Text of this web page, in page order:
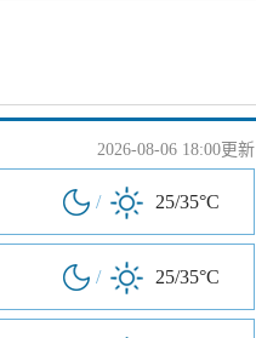
2026-08-06 18:00更新
/ 25/35°C
/ 25/35°C